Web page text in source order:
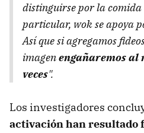
distinguirse por la comida
particular, wok se apoya
Así que si agregamos
imagenengañaremos al
veces".
Los investigadores
activación han resultado